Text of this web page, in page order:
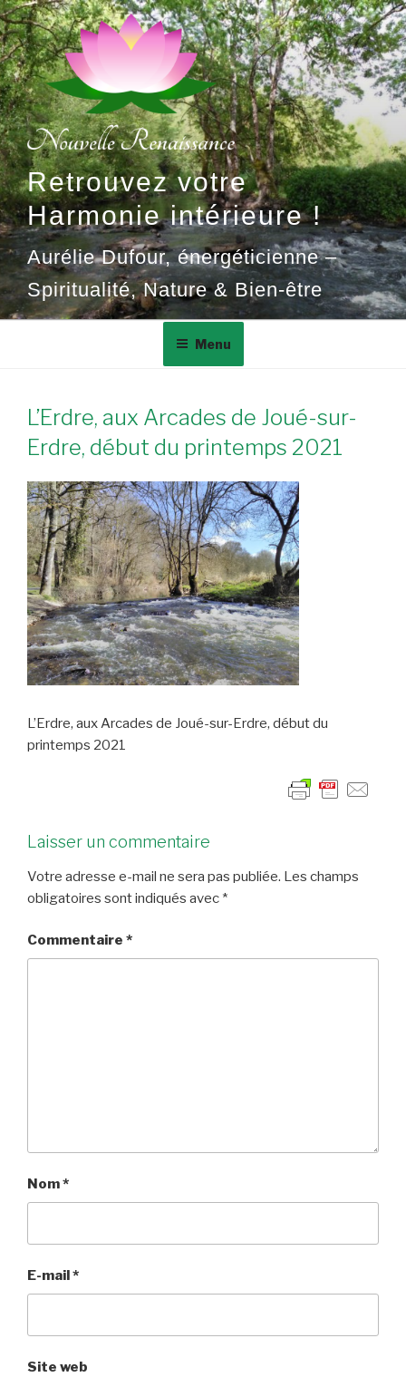
Aller
au
contenu
principal
Retrouvez votre
Harmonie intérieure !
Aurélie Dufour, énergéticienne –
Spiritualité, Nature & Bien-être
Menu
L’Erdre, aux Arcades de Joué-sur-
Erdre, début du printemps 2021
L’Erdre, aux Arcades de Joué-sur-Erdre, début du
printemps 2021
Laisser un commentaire
Votre adresse e-mail ne sera pas publiée. Les champs
obligatoires sont indiqués avec *
Commentaire *
Nom*
E-mail *
Site web